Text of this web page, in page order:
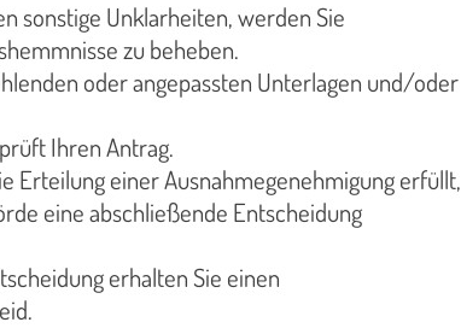
sonstige Unklarheiten, werden Sie
zu beheben.
oder angepassten Unterlagen und/oder
Ihren Antrag.
Erteilung einer Ausnahmegenehmigung erfüllt,
eine abschließende Entscheidung
erhalten Sie einen